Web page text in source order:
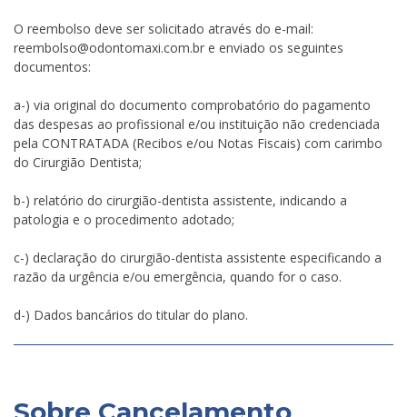
O reembolso deve ser solicitado através do e-mail:
reembolso@odontomaxi.com.br e enviado os seguintes
documentos:
a-) via original do documento comprobatório do pagamento
das despesas ao profissional e/ou instituição não credenciada
pela CONTRATADA (Recibos e/ou Notas Fiscais) com carimbo
do Cirurgião Dentista;
b-) relatório do cirurgião-dentista assistente, indicando a
patologia e o procedimento adotado;
c-) declaração do cirurgião-dentista assistente especificando a
razão da urgência e/ou emergência, quando for o caso.
d-) Dados bancários do titular do plano.